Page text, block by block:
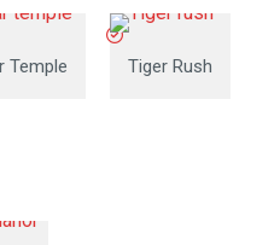
Temple Tiger Rush